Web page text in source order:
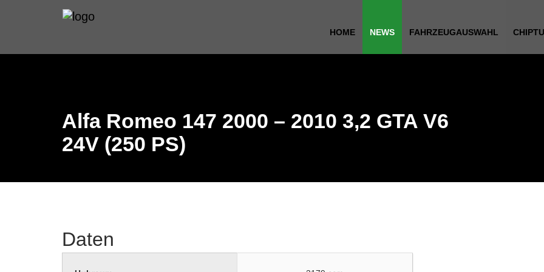
HOME NEWS FAHRZEUGAUSWAHL
Alfa Romeo 147 2000 – 2010 3,2 GTA V6
24V (250 PS)
Daten